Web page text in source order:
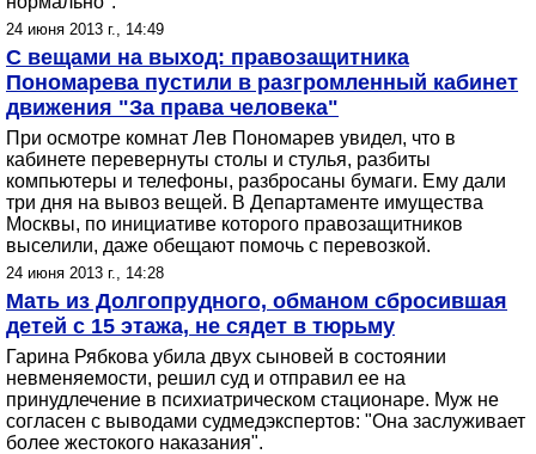
24 июня 2013 г., 14:49
С вещами на выход: правозащитника
Пономарева пустили в разгромленный кабинет
движения "За права человека"
При осмотре комнат Лев Пономарев увидел, что в
кабинете перевернуты столы и стулья, разбиты
компьютеры и телефоны, разбросаны бумаги. Ему дали
три дня на вывоз вещей. В Департаменте имущества
Москвы, по инициативе которого правозащитников
выселили, даже обещают помочь с перевозкой.
24 июня 2013 г., 14:28
Мать из Долгопрудного, обманом сбросившая
детей с 15 этажа, не сядет в тюрьму
Гарина Рябкова убила двух сыновей в состоянии
невменяемости, решил суд и отправил ее на
принудлечение в психиатрическом стационаре. Муж не
согласен с выводами судмедэкспертов: "Она заслуживает
более жестокого наказания".